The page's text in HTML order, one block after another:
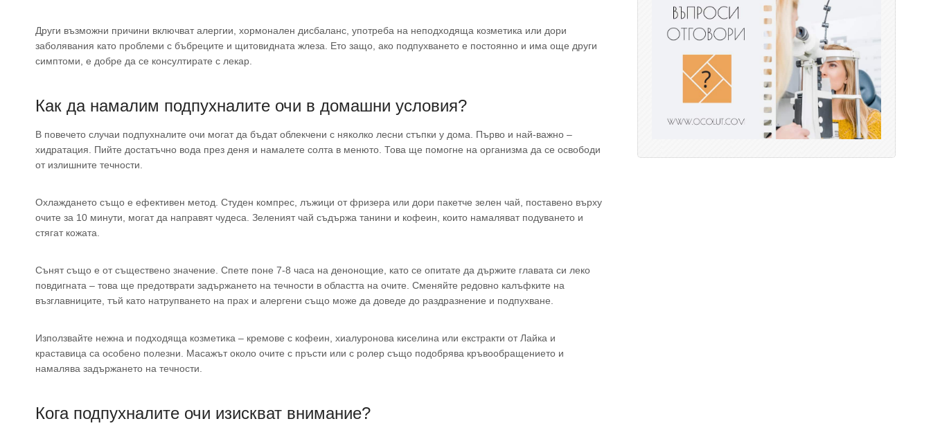
Други възможни причини включват алергии, хормонален дисбаланс, употреба на неподходяща козметика или дори
заболявания като проблеми с бъбреците и щитовидната жлеза. Ето защо, ако подпухването е постоянно и има още други
симптоми, е добре да се консултирате с лекар.
Как да намалим подпухналите очи в домашни условия?
В повечето случаи подпухналите очи могат да бъдат облекчени с няколко лесни стъпки у дома. Първо и най-важно –
хидратация. Пийте достатъчно вода през деня и намалете солта в менюто. Това ще помогне на организма да се освободи
от излишните течности.
Охлаждането също е ефективен метод. Студен компрес, лъжици от фризера или дори пакетче зелен чай, поставено върху
очите за 10 минути, могат да направят чудеса. Зеленият чай съдържа танини и кофеин, които намаляват подуването и
стягат кожата.
Сънят също е от съществено значение. Спете поне 7-8 часа на денонощие, като се опитате да държите главата си леко
повдигната – това ще предотврати задържането на течности в областта на очите. Сменяйте редовно калъфките на
възглавниците, тъй като натрупването на прах и алергени също може да доведе до раздразнение и подпухване.
Използвайте нежна и подходяща козметика – кремове с кофеин, хиалуронова киселина или екстракти от Лайка и
краставица са особено полезни. Масажът около очите с пръсти или с ролер също подобрява кръвообращението и
намалява задържането на течности.
Кога подпухналите очи изискват внимание?